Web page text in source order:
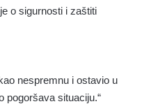
o sigurnosti i zaštiti
nespremnu i ostavio u
pogoršava situaciju.“